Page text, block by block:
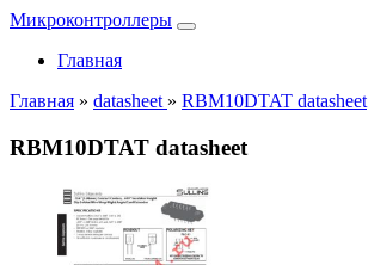
Микроконтроллеры
Главная
Главная » datasheet » RBM10DTAT datasheet
RBM10DTAT datasheet